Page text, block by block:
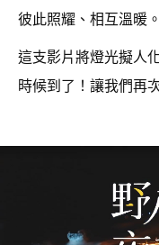
彼此照耀、相互溫暖。
這支影片將燈光擬人
時候到了！讓我們再